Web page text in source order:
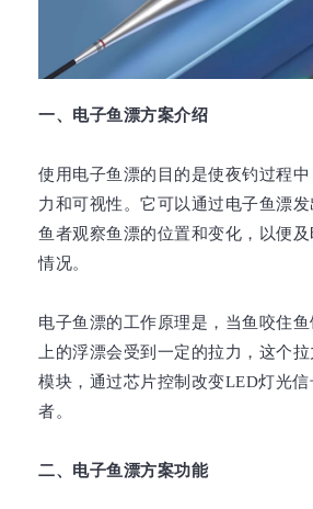
一、电子鱼漂方案介绍
使用电子鱼漂的目的是使夜钓过程
力和可视性。它可以通过电子鱼漂
鱼者观察鱼漂的位置和变化，以便
情况。
电子鱼漂的工作原理是，当鱼咬住
上的浮漂会受到一定的拉力，这个
模块，通过芯片控制改变LED灯光信
者。
二、电子鱼漂方案功能